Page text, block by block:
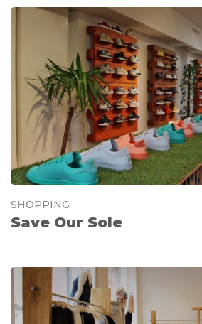
SHOPPING
Save Our Sole